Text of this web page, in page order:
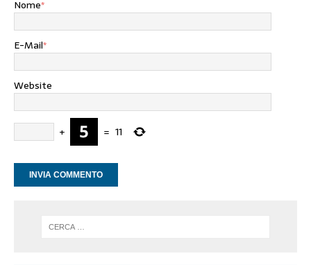
Nome*
E-Mail*
Website
+ = 11